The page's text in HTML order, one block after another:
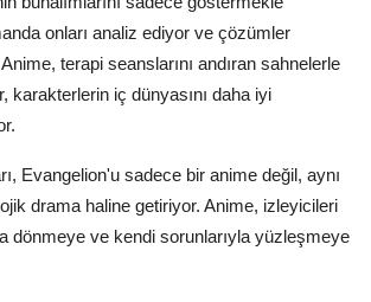
onları analiz ediyor ve çözümler
terapi seanslarını andıran sahnelerle
karakterlerin iç dünyasını daha iyi
Evangelion'u sadece bir anime değil, aynı
drama haline getiriyor. Anime, izleyicileri
dönmeye ve kendi sorunlarıyla yüzleşmeye